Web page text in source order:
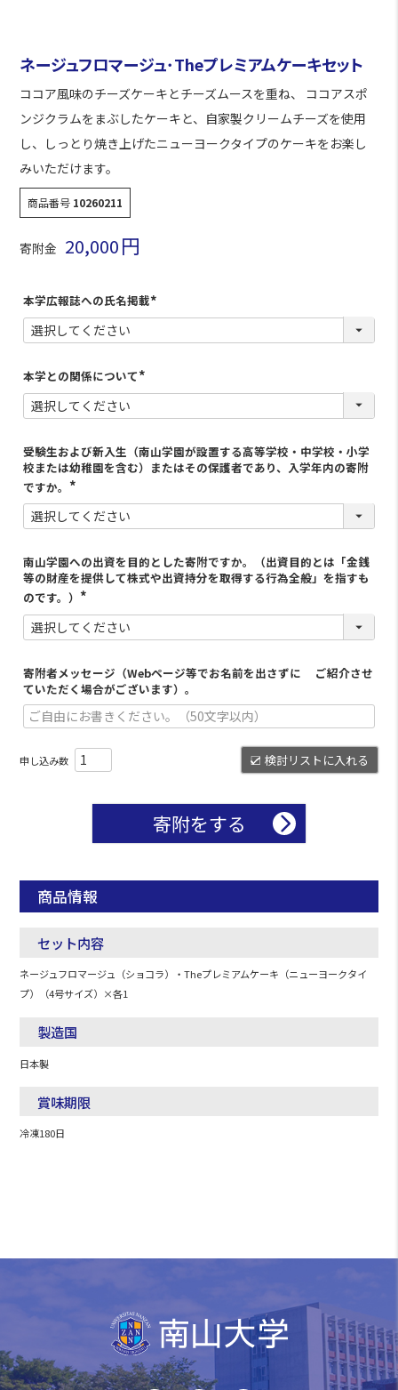
ネージュフロマージュ･Theプレミアムケーキセット
ココア風味のチーズケーキとチーズムースを重ね、 ココアスポ
ンジクラムをまぶしたケーキと、自家製クリームチーズを使用
し、しっとり焼き上げたニューヨークタイプのケーキをお楽し
みいただけます。
商品番号 10260211
寄附金 20,000
本学広報誌への氏名掲載
(
須
本学との関係について
(
須
受験生および新入生（南山学園が設置する高等学校・中学校・小学
校または幼稚園を含む）またはその保護者であり、入学年内の寄附
ですか。
南山学園への出資を目的とした寄附ですか。（出資目的とは「金銭
等の財産を提供して株式や出資持分を取得する行為全般」を指すも
のです。）
寄附者メッセージ（Webページ等でお名前を出さずに ご紹介させ
ていただく場合がございます）。
検討リストに入れる
寄附をする
商品情報
セット内容
ネージュフロマージュ（ショコラ）・Theプレミアムケーキ（ニューヨークタイ
プ）（4号サイズ）×各1
製造国
日本製
賞味期限
冷凍180日